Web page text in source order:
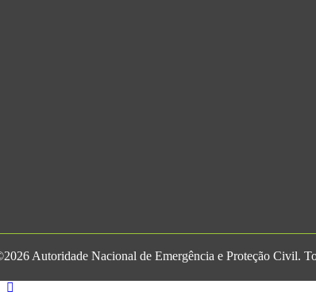
Autoridade Nacional de Emergência e Proteção Civil.